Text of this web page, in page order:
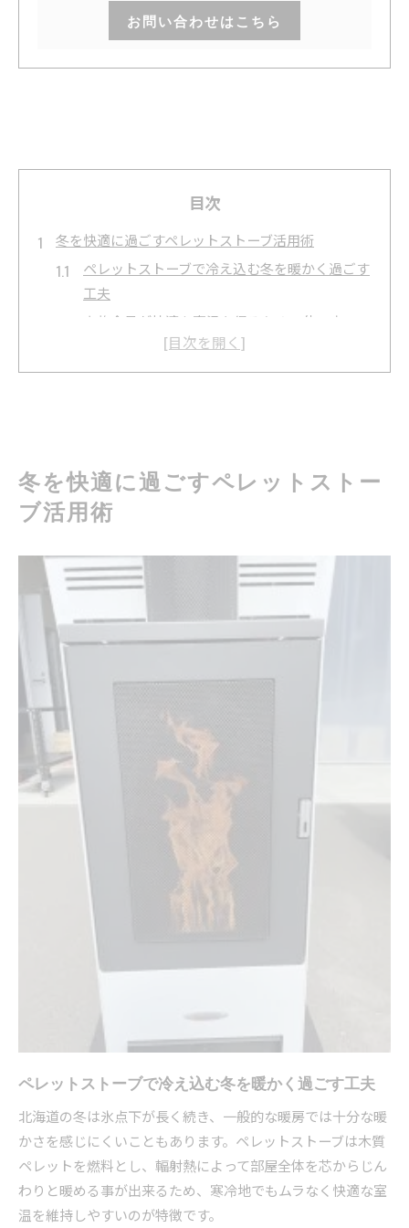
お問い合わせはこちら
目次
冬を快適に過ごすペレットストーブ活用術
ペレットストーブで冷え込む冬を暖かく過ごす
工夫
家族全員が快適な室温を得るための使い方
ペレットストーブの導入で家計負担を軽減する
方法
環境意識が高まる現代で注目の暖房器具
ペレットストーブで実現する環境負荷の低減
化
木質ペレットの利用が地球温暖化対策に役立つ
理由
ペレットストーブ導入が促す地域資源の有効活
家計に優しい暖房ならペレットストーブ
ペレットストーブで光熱費を抑える仕組みを解
燃料コストの見通しやすさが家計管理に安心を
もたらす
ペレットストーブのランニングコスト比較と節
約効果
家計の負担軽減に役立つペレットストーブの選
び方
補助金活用で初期費用を抑えるポイント
北海道の厳寒対策に適したペレットストーブの
特徴
地域資源活用が普及を後押しする背景
安定した燃料供給体制が需要を支える重要性
ペレットストーブの利用が地元経済にもたらす
効果
実際の利用者が語る導入後の生活改善エピソー
ド
冬を快適に過ごすペレットストー
ブ活用術
ペレットストーブで冷え込む冬を暖かく過ごす工夫
北海道の冬は氷点下が長く続き、一般的な暖房では十分な暖
かさを感じにくいこともあります。ペレットストーブは木質
ペレットを燃料とし、輻射熱によって部屋全体を芯からじん
わりと暖める事が出来るため、寒冷地でもムラなく快適な室
温を維持しやすいのが特徴です。